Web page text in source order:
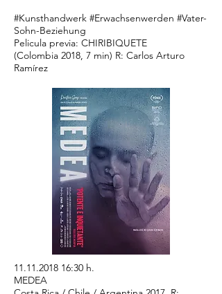
#Kunsthandwerk #Erwachsenwerden #Vater-
Sohn-Beziehung
Pelicula previa: CHIRIBIQUETE
(Colombia 2018, 7 min) R: Carlos Arturo
Ramírez
11.11.2018 16:30 h.
MEDEA